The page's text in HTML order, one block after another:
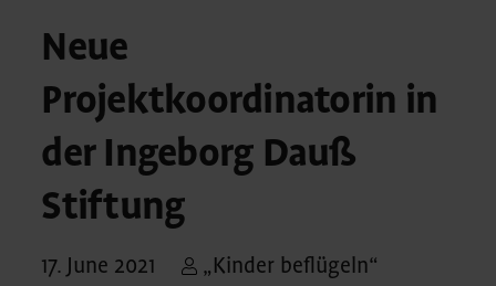
Neue
Projektkoordinatorin in
der Ingeborg Dauß
Stiftung
17. June 2021
„Kinder beflügeln“